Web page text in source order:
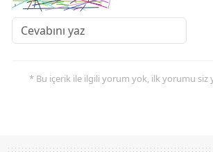
* Bu içerik ile ilgili yorum yok, ilk yorumu siz